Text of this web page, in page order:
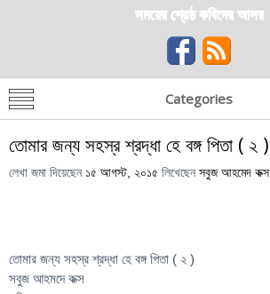
সময়ের শ্রেষ্ঠ কবিদের আসর
Categories
তোমার জন্য সহস্র শ্রদ্ধা হে বঙ্গ পিতা ( ২ )
লেখা জমা দিয়েছেন ১৫ আগস্ট, ২০১৫ লিখেছেন সবুজ আহমেদ কক্স
তোমার জন্য সহস্র শ্রদ্ধা হে বঙ্গ পিতা ( ২ )
সবুজ আহমদে কক্স